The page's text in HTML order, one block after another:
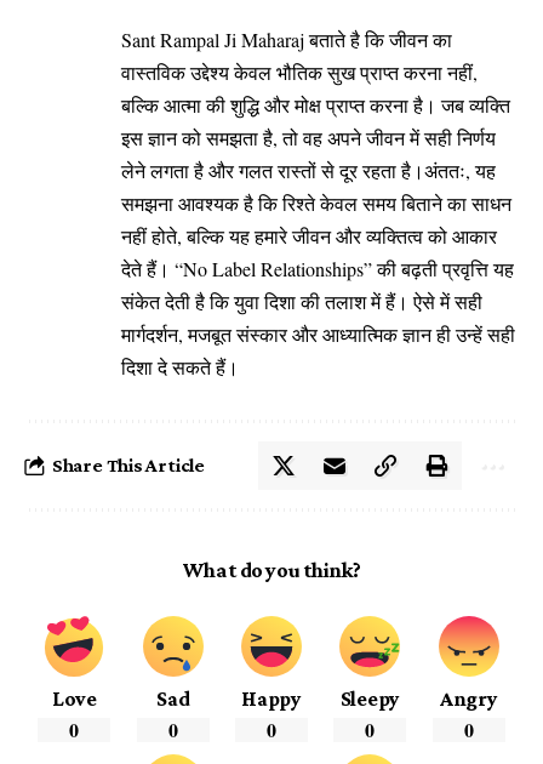
Sant Rampal Ji Maharaj बताते है कि जीवन का
वास्तविक उद्देश्य केवल भौतिक सुख प्राप्त करना नहीं,
बल्कि आत्मा की शुद्धि और मोक्ष प्राप्त करना है। जब व्यक्ति
इस ज्ञान को समझता है, तो वह अपने जीवन में सही निर्णय
लेने लगता है और गलत रास्तों से दूर रहता है।अंततः, यह
समझना आवश्यक है कि रिश्ते केवल समय बिताने का साधन
नहीं होते, बल्कि यह हमारे जीवन और व्यक्तित्व को आकार
देते हैं। “No Label Relationships” की बढ़ती प्रवृत्ति यह
संकेत देती है कि युवा दिशा की तलाश में हैं। ऐसे में सही
मार्गदर्शन, मजबूत संस्कार और आध्यात्मिक ज्ञान ही उन्हें सही
दिशा दे सकते हैं।
Share This Article
What do you think?
Love
0
Sad
0
Happy
0
Sleepy
0
Angry
0